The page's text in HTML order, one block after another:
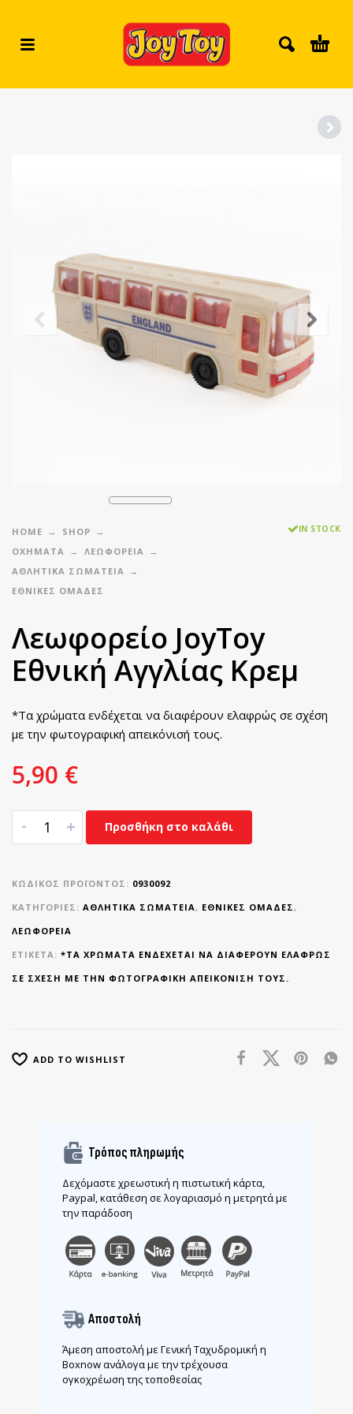
HOME
SHOP
ΟΧΗΜΑΤΑ
ΛΕΩΦΟΡΕΙΑ
ΑΘΛΗΤΙΚΆ ΣΩΜΑΤΕΊΑ
ΕΘΝΙΚΈΣ ΟΜΆΔΕΣ
IN STOCK
Λεωφορείο JoyToy
Εθνική Αγγλίας Κρεμ
*Τα χρώματα ενδέχεται να διαφέρουν ελαφρώς σε σχέση
με την φωτογραφική απεικόνισή τους.
5,90 €
- + Προσθήκη στο καλάθι
ΚΩΔΙΚΌΣ ΠΡΟΪΌΝΤΟΣ: 0930092
ΚΑΤΗΓΟΡΊΕΣ: ΑΘΛΗΤΙΚΆ ΣΩΜΑΤΕΊΑ, ΕΘΝΙΚΈΣ ΟΜΆΔΕΣ,
ΛΕΩΦΟΡΕΙΑ
ΕΤΙΚΈΤΑ: *ΤΑ ΧΡΏΜΑΤΑ ΕΝΔΈΧΕΤΑΙ ΝΑ ΔΙΑΦΈΡΟΥΝ ΕΛΑΦΡΏΣ
ΣΕ ΣΧΈΣΗ ΜΕ ΤΗΝ ΦΩΤΟΓΡΑΦΙΚΉ ΑΠΕΙΚΌΝΙΣΉ ΤΟΥΣ.
ADD TO WISHLIST
Τρόπος πληρωμής
Δεχόμαστε χρεωστική η πιστωτική κάρτα,
Paypal, κατάθεση σε λογαριασμό η μετρητά με
την παράδοση
Αποστολή
Άμεση αποστολή με Γενική Ταχυδρομική η
Boxnow ανάλογα με την τρέχουσα
ογκοχρέωση της τοποθεσίας